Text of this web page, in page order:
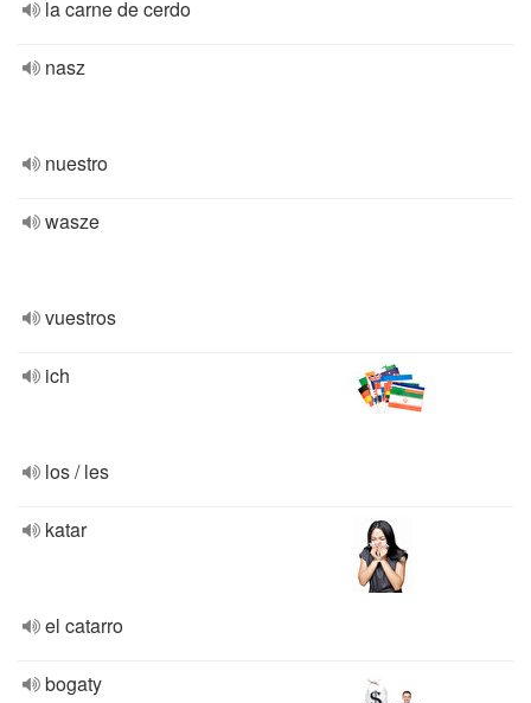
la carne de cerdo
nasz
nuestro
wasze
vuestros
ich
los / les
katar
el catarro
bogaty